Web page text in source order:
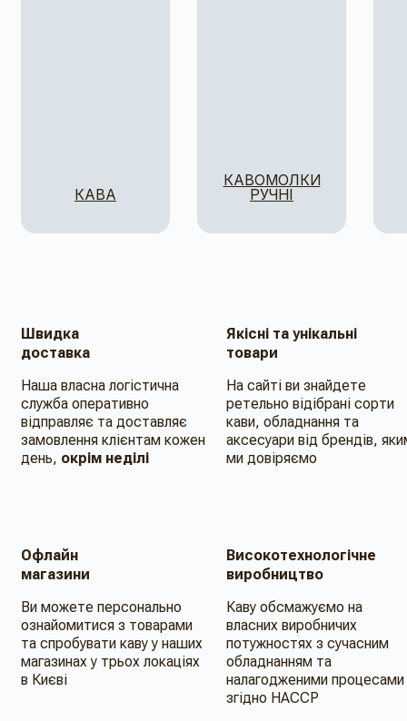
КАВА
КАВОМОЛКИ
РУЧНІ
Швидка
доставка
Наша власна логістична
служба оперативно
відправляє та доставляє
замовлення клієнтам кожен
день, окрім неділі
Якісні та унікальні
товари
На сайті ви знайдете
ретельно відібрані сорти
кави, обладнання та
аксесуари від брендів,
ми довіряємо
Офлайн
магазини
Ви можете персонально
ознайомитися з товарами
та спробувати каву у наших
магазинах у трьох локаціях
в Києві
Високотехнологічне
виробництво
Каву обсмажуємо на
власних виробничих
потужностях з сучасним
обладнанням та
налагодженими процесами
згідно HACCP